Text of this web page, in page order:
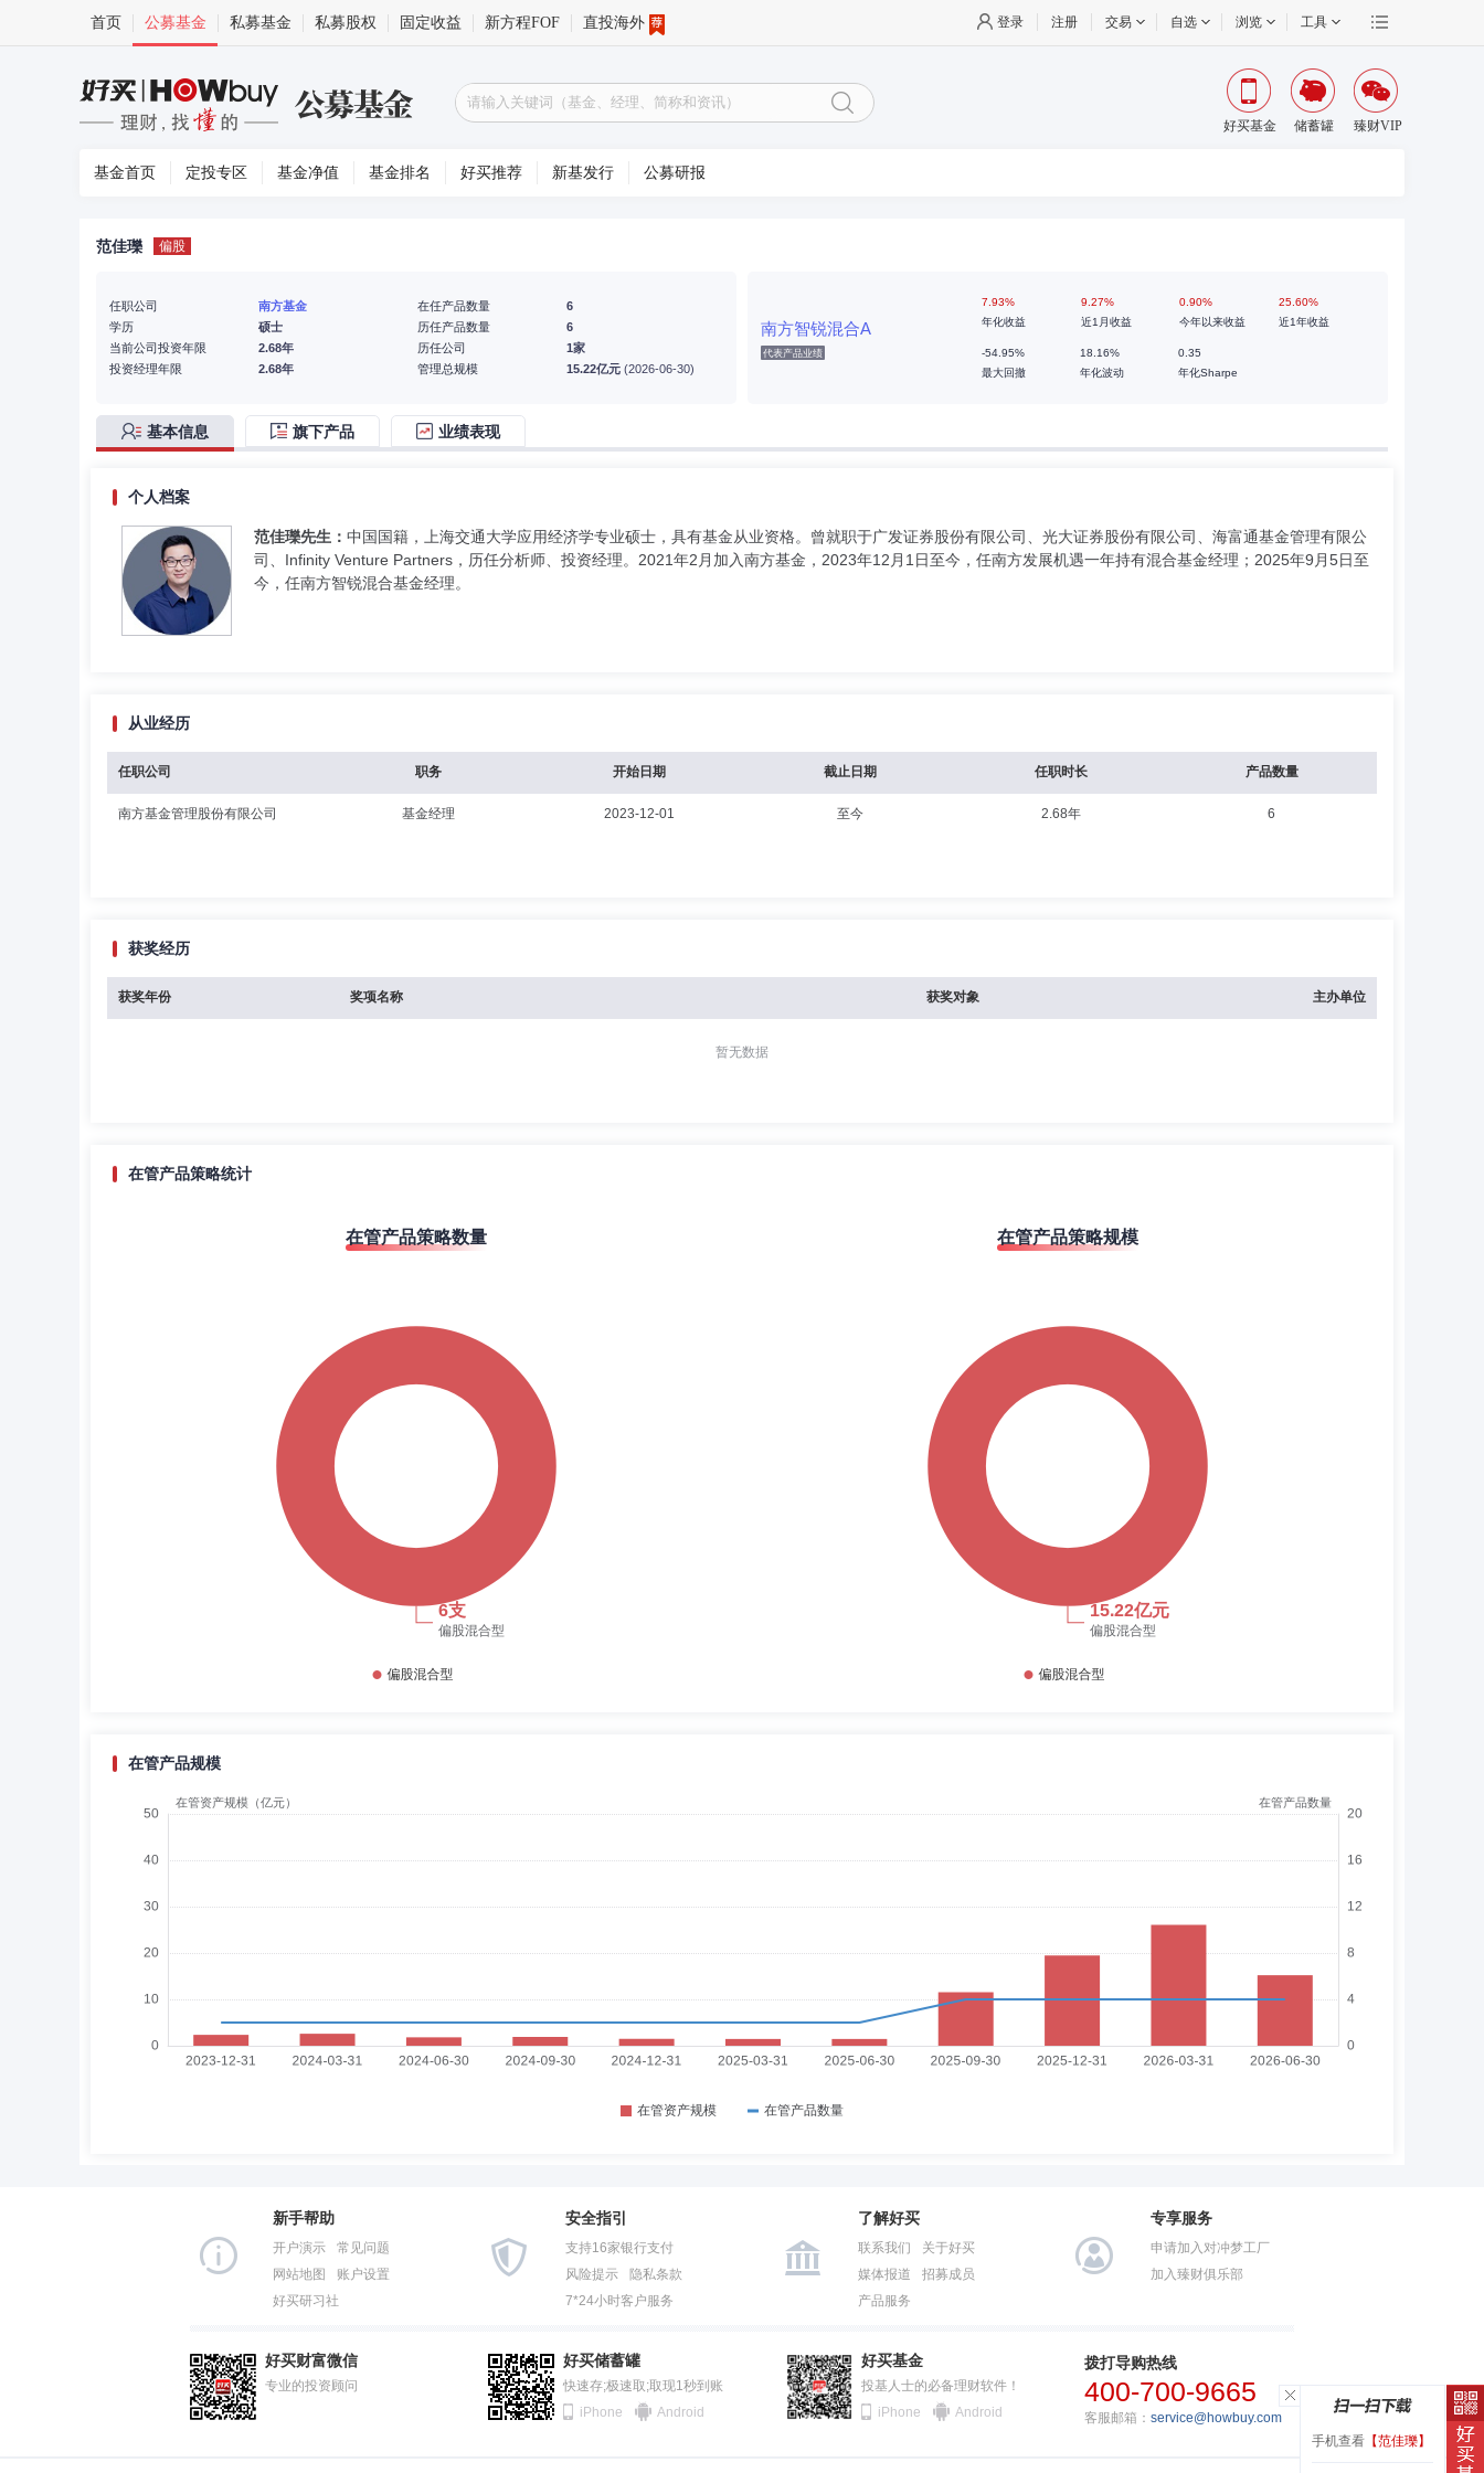
首页 公募基金 私募基金 私募股权 固定收益 新方程FOF 直投海外 登录 注册 交易 自选 浏览 工具
好买基金 储蓄罐 臻财VIP
基金首页 定投专区 基金净值 基金排名 好买推荐 新基发行 公募研报
范佳瓅 偏股
任职公司
南方基金
学历
硕士
当前公司投资年限
2.68年
投资经理年限
2.68年
在任产品数量
6
历任产品数量
6
历任公司
1家
管理总规模
15.22亿元 (2026-06-30)
南方智锐混合A
代表产品业绩
7.93%
年化收益
9.27%
近1月收益
0.90%
今年以来收益
25.60%
近1年收益
-54.95%
最大回撤
18.16%
年化波动
0.35
年化Sharpe
基本信息 旗下产品 业绩表现
个人档案
范佳瓅先生： 中国国籍，上海交通大学应用经济学专业硕士，具有基金从业资格。曾就职于广发证券股份有限公司、光大证券股份有限公司、海富通基金管理有限公
司、Infinity Venture Partners，历任分析师、投资经理。2021年2月加入南方基金，2023年12月1日至今，任南方发展机遇一年持有混合基金经理；2025年9月5日至
今，任南方智锐混合基金经理。
从业经历
任职公司 职务 开始日期 截止日期 任职时长 产品数量
南方基金管理股份有限公司 基金经理 2023-12-01 至今 2.68年 6
获奖经历
获奖年份 奖项名称 获奖对象 主办单位
暂无数据
在管产品策略统计
在管产品策略数量 在管产品策略规模
在管产品规模
手机查看 【范佳瓅】
新手帮助
开户演示
常见问题
网站地图
账户设置
好买研习社
安全指引
支持16家银行支付
风险提示
隐私条款
7*24小时客户服务
了解好买
联系我们
关于好买
媒体报道
招募成员
产品服务
专享服务
申请加入对冲梦工厂
加入臻财俱乐部
好买财富微信
专业的投资顾问
好买储蓄罐
快速存;极速取;取现1秒到账
iPhone
Android
好买基金
投基人士的必备理财软件！
iPhone
Android
拨打导购热线
400-700-9665
客服邮箱： service@howbuy.com